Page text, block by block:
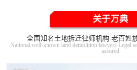
关于万典
全国知名土地拆迁律师机构 老百姓
National well-known land demolition lawyers Legal
assured